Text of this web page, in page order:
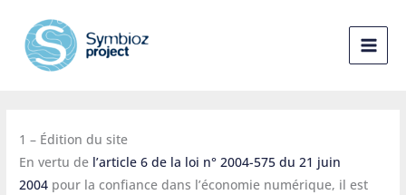
contenu
1 – Édition du site
En vertu de l’article 6 de la loi n° 2004-575 du 21 juin
2004 pour la confiance dans l’économie numérique, il est